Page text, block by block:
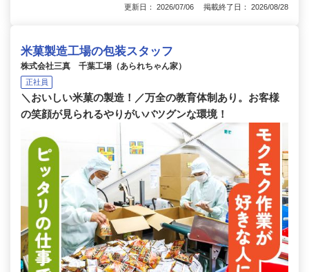
更新日： 2026/07/06 掲載終了日： 2026/08/28
米菓製造工場の包装スタッフ
株式会社三真 千葉工場（あられちゃん家）
正社員
＼おいしい米菓の製造！／万全の教育体制あり。お客様
の笑顔が見られるやりがいバツグンな環境！